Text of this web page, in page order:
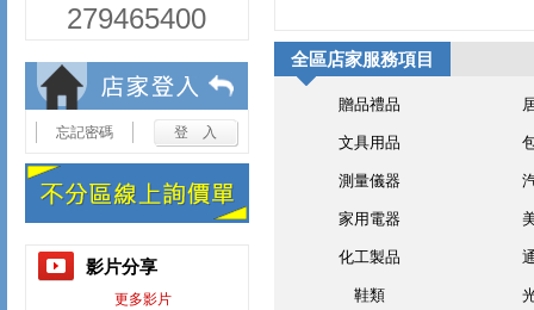
279465400
忘記密碼
影片分享
更多影片
全區店家服務項目
贈品禮品
文具用品
測量儀器
家用電器
化工製品
鞋類